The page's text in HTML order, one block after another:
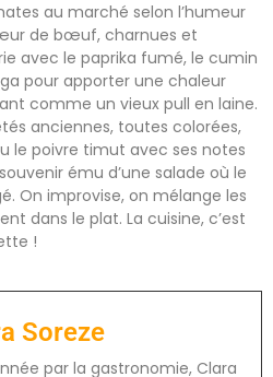
au marché selon l’humeur
de bœuf, charnues et
avec le paprika fumé, le cumin
pour apporter une chaleur
comme un vieux pull en laine.
anciennes, toutes colorées,
le poivre timut avec ses notes
ému d’une salade où le
On improvise, on mélange les
dans le plat. La cuisine, c’est
!
Soreze
par la gastronomie, Clara